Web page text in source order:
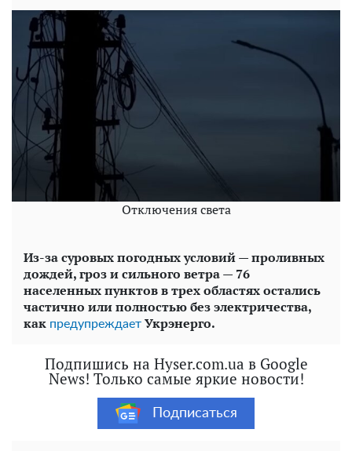
Отключения света
Из-за суровых погодных условий — проливных
дождей, гроз и сильного ветра — 76
населенных пунктов в трех областях остались
частично или полностью без электричества,
как предупреждает Укрэнерго.
Подпишись на Hyser.com.ua в Google
News! Только самые яркие новости!
Подписаться